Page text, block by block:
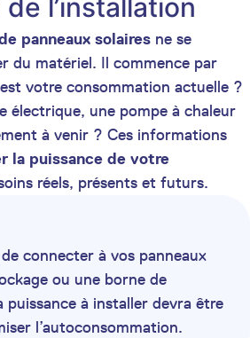
l’installation
panneaux solaires ne se
du matériel. Il commence par
votre consommation actuelle ?
électrique, une pompe à chaleur
à venir ? Ces informations
la puissance de votre
réels, présents et futurs.
connecter à vos panneaux
ou une borne de
puissance à installer devra être
l’autoconsommation.